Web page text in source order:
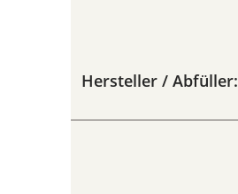
Hersteller / Abfüller: